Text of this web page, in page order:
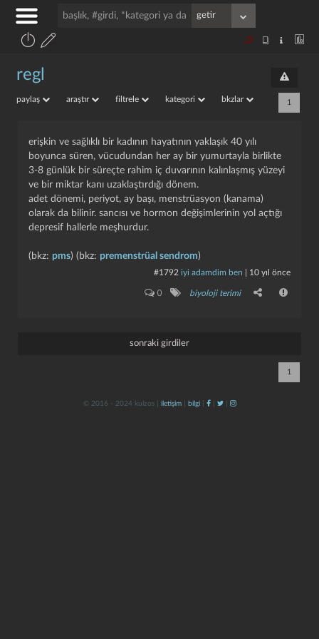
regl
paylaş araştır filtrele kategori bkzlar 1
erişkin ve sağlıklı bir kadının hayatının yaklaşık 40 yılı
boyunca süren, vücudundan her ay bir yumurtayla birlikte
3-8 günlük bir süreçte rahim iç duvarının kalınlaşmış yüzeyi
ve bir miktar kanı uzaklaştırdığı dönem.
adet dönemi, periyot, ay başı, menstrüasyon (kanama)
olarak da bilinir. sancısı ve hormon değişimlerinin yol açtığı
depresif hallerle meşhurdur.
(bkz: pms) (bkz: premenstrüal sendrom)
#1792 i̇yi adamdim ben 10 yıl önce
0 biyoloji terimi
sonraki girdiler
1
© 2016 - 2024 kulzos | iletişim| bilgi| | |